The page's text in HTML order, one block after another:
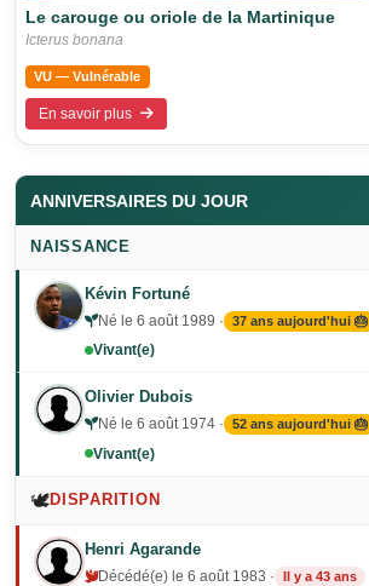
Le carouge ou oriole de la Martinique
Icterus bonana
VU — Vulnérable
En savoir plus
ANNIVERSAIRES DU JOUR
NAISSANCE
Kévin Fortuné
Né le 6 août 1989 · 37 ans aujourd'hui 🎂
Vivant(e)
Olivier Dubois
Né le 6 août 1974 · 52 ans aujourd'hui 🎂
Vivant(e)
🕊️DISPARITION
Henri Agarande
Décédé(e) le 6 août 1983 · Il y a 43 ans